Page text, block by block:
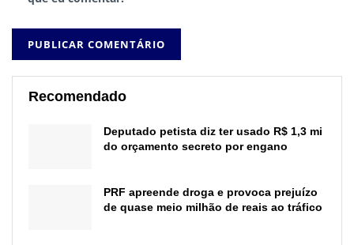
Recomendado
Deputado petista diz ter usado R$ 1,3 mi
do orçamento secreto por engano
PRF apreende droga e provoca prejuízo
de quase meio milhão de reais ao tráfico